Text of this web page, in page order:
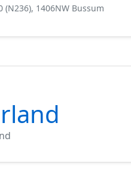
(N236), 1406NW Bussum